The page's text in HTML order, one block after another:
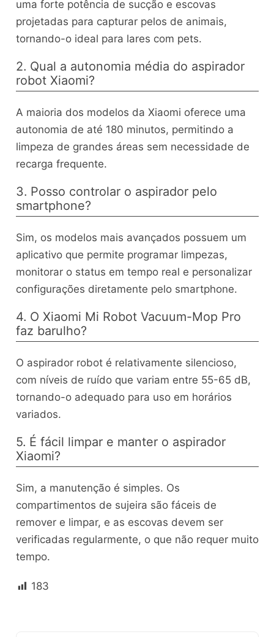
uma forte potência de sucção e escovas
projetadas para capturar pelos de animais,
tornando-o ideal para lares com pets.
2. Qual a autonomia média do aspirador
robot Xiaomi?
A maioria dos modelos da Xiaomi oferece uma
autonomia de até 180 minutos, permitindo a
limpeza de grandes áreas sem necessidade de
recarga frequente.
3. Posso controlar o aspirador pelo
smartphone?
Sim, os modelos mais avançados possuem um
aplicativo que permite programar limpezas,
monitorar o status em tempo real e personalizar
configurações diretamente pelo smartphone.
4. O Xiaomi Mi Robot Vacuum-Mop Pro
faz barulho?
O aspirador robot é relativamente silencioso,
com níveis de ruído que variam entre 55-65 dB,
tornando-o adequado para uso em horários
variados.
5. É fácil limpar e manter o aspirador
Xiaomi?
Sim, a manutenção é simples. Os
compartimentos de sujeira são fáceis de
remover e limpar, e as escovas devem ser
verificadas regularmente, o que não requer muito
tempo.
183